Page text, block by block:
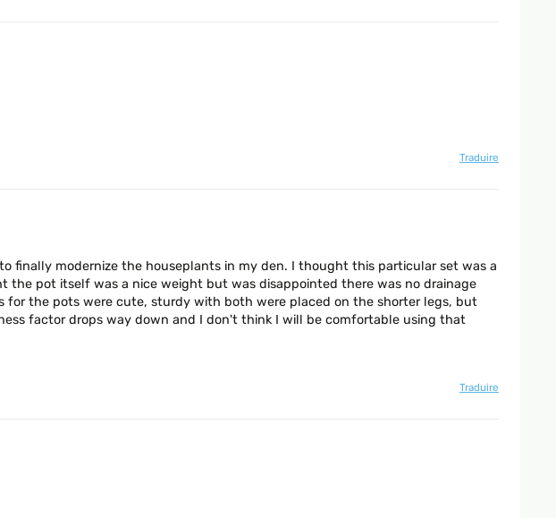
Traduire
finally modernize the houseplants in my den. I thought this particular set was a
pot itself was a nice weight but was disappointed there was no drainage
for the pots were cute, sturdy with both were placed on the shorter legs, but
factor drops way down and I don't think I will be comfortable using that
Traduire